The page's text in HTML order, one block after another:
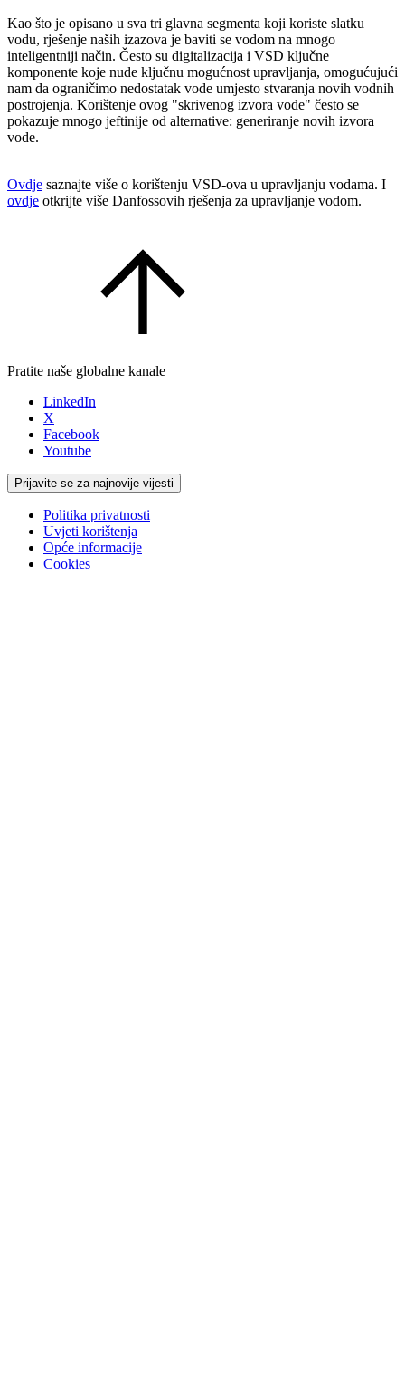
Kao što je opisano u sva tri glavna segmenta koji koriste slatku
vodu, rješenje naših izazova je baviti se vodom na mnogo
inteligentniji način. Često su digitalizacija i VSD ključne
komponente koje nude ključnu mogućnost upravljanja, omogućujući
nam da ograničimo nedostatak vode umjesto stvaranja novih vodnih
postrojenja. Korištenje ovog "skrivenog izvora vode" često se
pokazuje mnogo jeftinije od alternative: generiranje novih izvora
vode.
Ovdje saznajte više o korištenju VSD-ova u upravljanju vodama. I
ovdje otkrijte više Danfossovih rješenja za upravljanje vodom.
Pratite naše globalne kanale
LinkedIn
X
Facebook
Youtube
Prijavite se za najnovije vijesti
Politika privatnosti
Uvjeti korištenja
Opće informacije
Cookies